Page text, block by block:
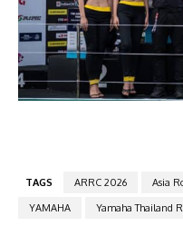
TAGS ARRC 2026
Asia
YAMAHA
Yamaha Thailand